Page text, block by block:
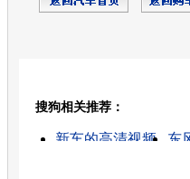
搜狗相关推荐：
新车的高清视频 东